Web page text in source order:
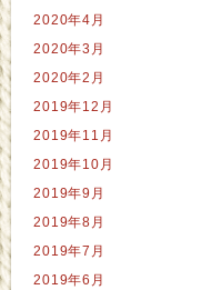
2020年4月
2020年3月
2020年2月
2019年12月
2019年11月
2019年10月
2019年9月
2019年8月
2019年7月
2019年6月